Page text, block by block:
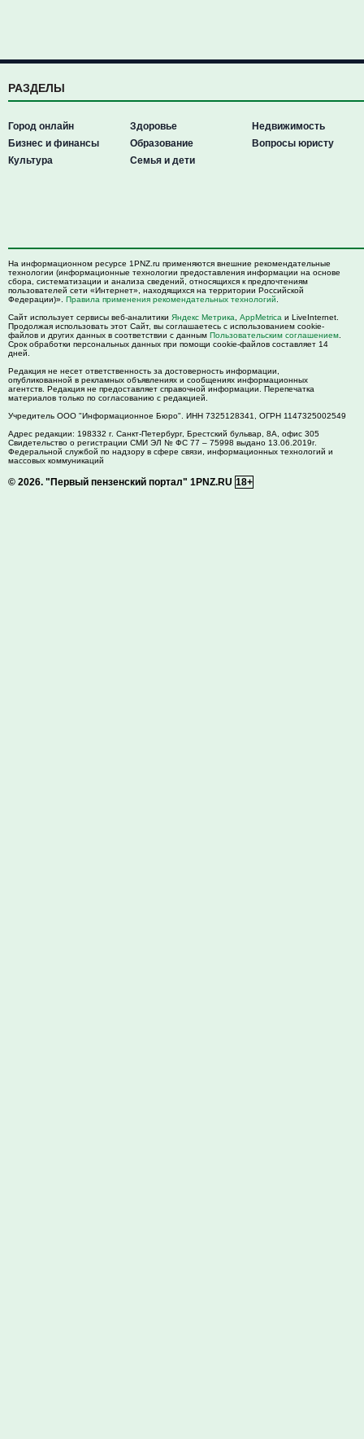
РАЗДЕЛЫ
Город онлайн
Бизнес и финансы
Культура
Здоровье
Образование
Семья и дети
Недвижимость
Вопросы юристу
На информационном ресурсе 1PNZ.ru применяются внешние рекомендательные
технологии (информационные технологии предоставления информации на основе
сбора, систематизации и анализа сведений, относящихся к предпочтениям
пользователей сети «Интернет», находящихся на территории Российской
Федерации)». Правила применения рекомендательных технологий
Сайт использует сервисы веб-аналитики Яндекс Метрика AppMetrica и LiveInternet.
Продолжая использовать этот Сайт, вы соглашаетесь с использованием cookie-
файлов и других данных в соответствии с данным Пользовательским соглашением
Срок обработки персональных данных при помощи cookie-файлов составляет 14
дней.
Редакция не несет ответственность за достоверность информации,
опубликованной в рекламных объявлениях и сообщениях информационных
агентств. Редакция не предоставляет справочной информации. Перепечатка
материалов только по согласованию с редакцией.
Учредитель ООО "Информационное Бюро". ИНН 7325128341, ОГРН 1147325002549
Адрес редакции: 198332 г. Санкт-Петербург, Брестский бульвар, 8А, офис 305
Свидетельство о регистрации СМИ ЭЛ № ФС 77 – 75998 выдано 13.06.2019г.
Федеральной службой по надзору в сфере связи, информационных технологий и
массовых коммуникаций
© 2026. "Первый пензенский портал" 1PNZ.RU 18+